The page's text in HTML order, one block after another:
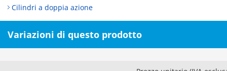
Cilindri a doppia azione
Variazioni di questo prodotto